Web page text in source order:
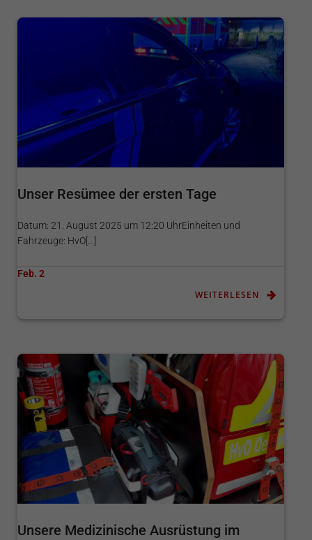
Unser Resümee der ersten Tage
Datum: 21. August 2025 um 12:20 UhrEinheiten und
Fahrzeuge: HvO[…]
Feb. 2
WEITERLESEN
Unsere Medizinische Ausrüstung im